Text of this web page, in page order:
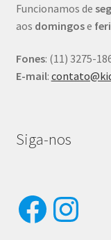
Funcionamos de
aos domingose
Fones: (11) 3275-
E-mail:
Siga-nos